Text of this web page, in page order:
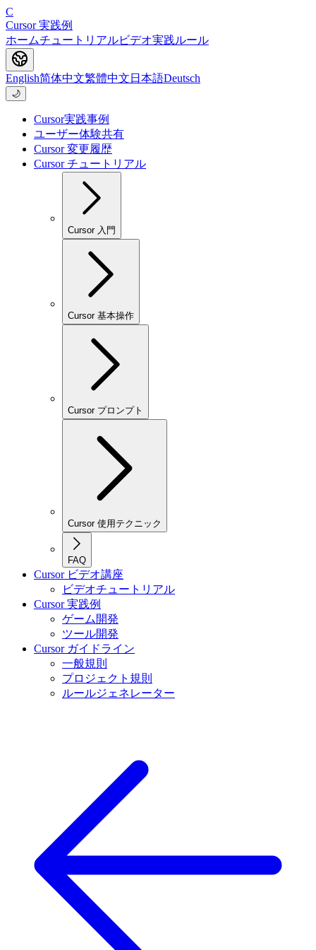
C
Cursor 実践例
ホームチュートリアルビデオ実践ルール
English简体中文繁體中文 日本語Deutsch
🌙
Cursor実践事例
ユーザー体験共有
Cursor 変更履歴
Cursor チュートリアル
Cursor 入門
Cursor 基本操作
Cursor プロンプト
Cursor 使用テクニック
FAQ
Cursor ビデオ講座
ビデオチュートリアル
Cursor 実践例
ゲーム開発
ツール開発
Cursor ガイドライン
一般規則
プロジェクト規則
ルールジェネレーター